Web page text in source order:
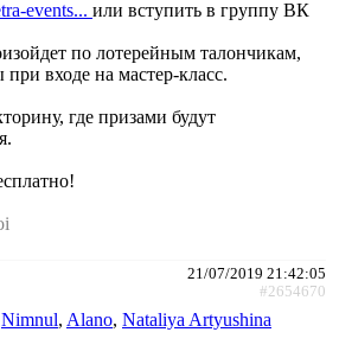
events... или вступить в группу ВК
по лотерейным талончикам,
входе на мастер-класс.
где призами будут
21/07/2019 21:42:05
#2654670
Nimnul, Alano, Nataliya Artyushina